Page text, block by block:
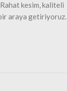
kesim, kaliteli
araya getiriyoruz.